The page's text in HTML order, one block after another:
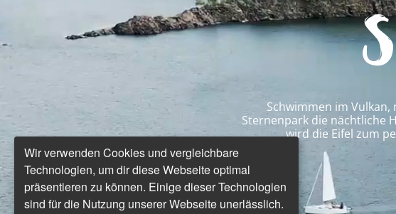
Schwimmen im
Sternenpark die nächtliche
wird die Eifel zum
Wir verwenden Cookies und vergleichbare
Technologien, um dir diese Webseite optimal
präsentieren zu können. Einige dieser Technologien
sind für die Nutzung unserer Webseite unerlässlich.